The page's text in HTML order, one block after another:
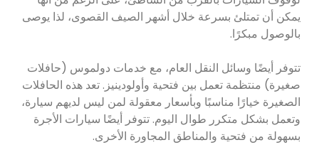
يمكن أن تمتلئ بسرعة خلال أشهر الصيف القصوى، لذا يوصى
بالوصول مبكرًا.
تتوفر أيضًا وسائل النقل العام، مع خدمات دولموس (حافلات
صغيرة) منتظمة تعمل بين فتحية وأولودينيز. تعد هذه الحافلات
الصغيرة خيارًا مناسبًا وبأسعار معقولة لمن ليس لديهم سيارة،
وتعمل بشكل متكرر طوال اليوم. تتوفر أيضًا سيارات الأجرة
بسهولة من فتحية والمناطق المجاورة الأخرى.